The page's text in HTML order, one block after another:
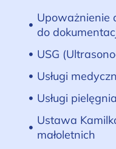
Upoważnienie
do
USG
Usługi
Usługi
Ustawa
małoletnich